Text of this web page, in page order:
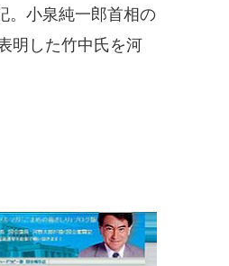
。小泉純一郎首相の
明した竹中氏を河